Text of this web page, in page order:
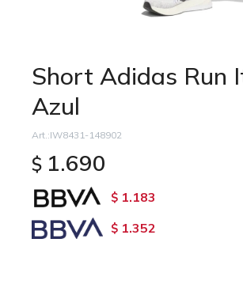
Short Adidas Run
Azul
IW8431-148902
$ 1.690
$ 1.183
$ 1.352